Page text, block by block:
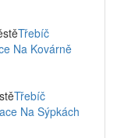
Třebíč
Na Kovárně
Třebíč
Na Sýpkách